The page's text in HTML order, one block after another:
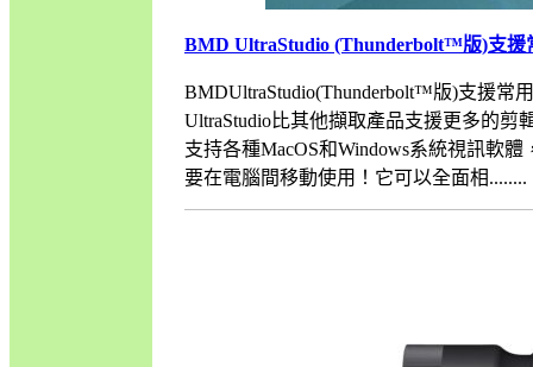
BMD UltraStudio (Thunderbolt™版)支援
BMDUltraStudio(Thunderbolt™版)支援常
UltraStudio比其他擷取產品支援更多的剪
支持各種MacOS和Windows系統視訊軟
要在電腦間移動使用！它可以全面相........